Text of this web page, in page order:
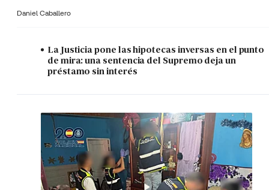
Daniel Caballero
La Justicia pone las hipotecas inversas en el punto
de mira: una sentencia del Supremo deja un
préstamo sin interés